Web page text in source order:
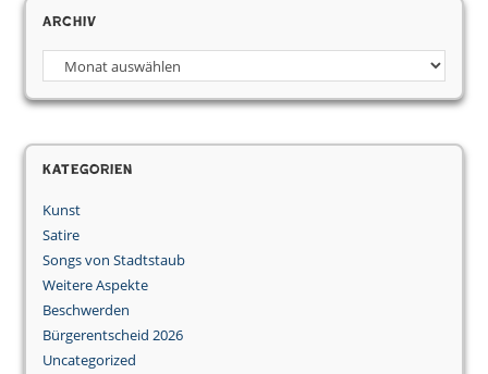
Archiv
Kategorien
Kunst
Satire
Songs von Stadtstaub
Weitere Aspekte
Beschwerden
Bürgerentscheid 2026
Uncategorized